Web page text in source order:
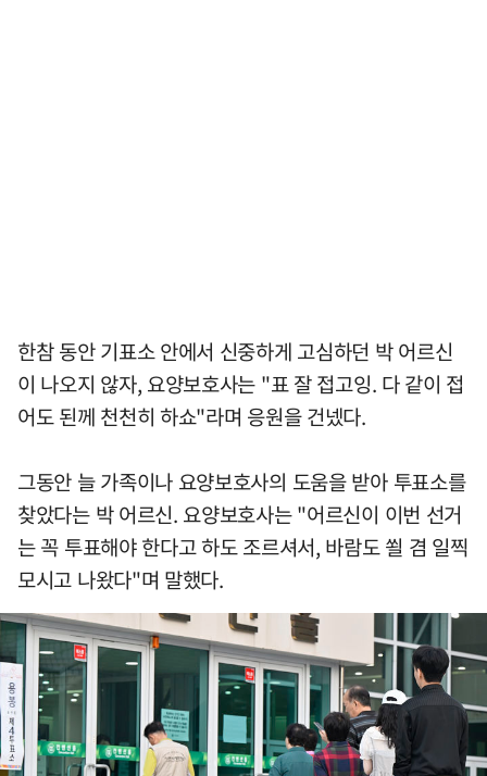
한참 동안 기표소 안에서 신중하게 고심하던 박 어르신
이 나오지 않자, 요양보호사는 "표 잘 접고잉. 다 같이 접
어도 된께 천천히 하쇼"라며 응원을 건넸다.
그동안 늘 가족이나 요양보호사의 도움을 받아 투표소를
찾았다는 박 어르신. 요양보호사는 "어르신이 이번 선거
는 꼭 투표해야 한다고 하도 조르셔서, 바람도 쐴 겸 일찍
모시고 나왔다"며 말했다.